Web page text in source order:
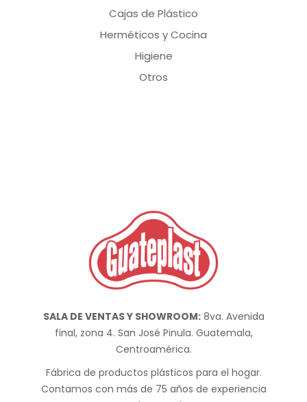
Cajas de Plástico
Herméticos y Cocina
Higiene
Otros
SALA DE VENTAS Y SHOWROOM:8va. Avenida
final, zona 4. San José Pinula. Guatemala,
Centroamérica.
Fábrica de productos plásticos para el hogar.
Contamos con más de 75 años de experiencia